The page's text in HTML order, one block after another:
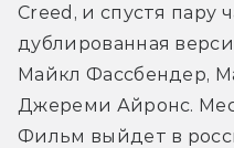
Creed, и спустя пару
дублированная
Майкл Фассбендер,
Джереми Айронс.
Фильм выйдет в